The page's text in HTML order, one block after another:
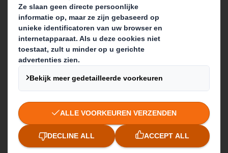
Wie wij zijn
Over DS Smith
Over International Paper
Duurzaamheid
Nieuws & updates
Werken bij DS Smith